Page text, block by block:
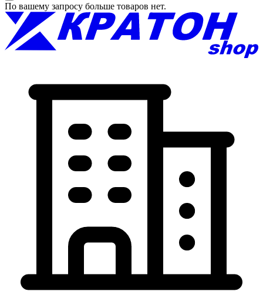
По вашему запросу больше товаров нет.